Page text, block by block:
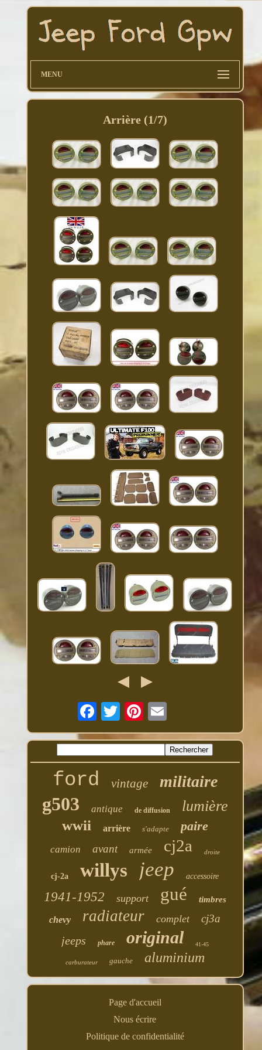
MENU
Arrière (1/7)
ford vintage militaire
g503 antique de diffusion lumière
wwii arrière s'adapte paire
camion avant armée cj2a droite
cj-2a willys jeep accessoire
1941-1952 support gué timbres
chevy radiateur complet cj3a
jeeps phare original 41-45
carburateur gauche aluminium
Page d'accueil
Nous écrire
Politique de confidentialité